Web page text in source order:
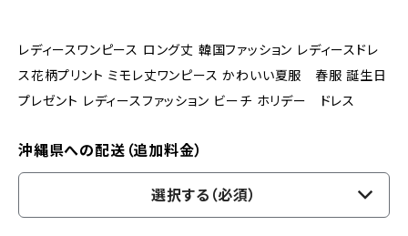
レディースワンピース ロング丈 韓国ファッション レディースドレ
ス花柄プリント ミモレ丈ワンピース かわいい夏服 春服 誕生日
プレゼント レディースファッション ビーチ ホリデー ドレス
沖縄県への配送（追加料金）
選択する（必須）